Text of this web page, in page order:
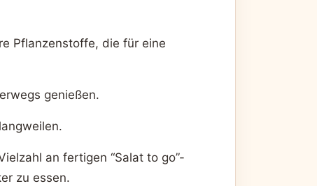
Pflanzenstoffe, die für eine
genießen.
an fertigen “Salat to go”-
zu essen.